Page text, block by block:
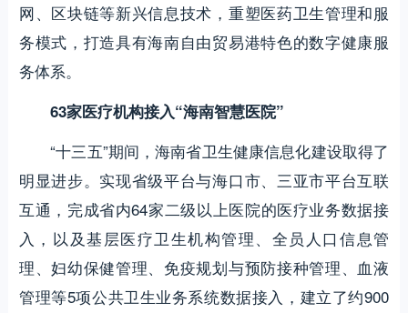
网、区块链等新兴信息技术，重塑医药卫生管理和服
务模式，打造具有海南自由贸易港特色的数字健康服
务体系。
63家医疗机构接入“海南智慧医院”
“十三五”期间，海南省卫生健康信息化建设取得了
明显进步。实现省级平台与海口市、三亚市平台互联
互通，完成省内64家二级以上医院的医疗业务数据接
入，以及基层医疗卫生机构管理、全员人口信息管
理、妇幼保健管理、免疫规划与预防接种管理、血液
管理等5项公共卫生业务系统数据接入，建立了约900